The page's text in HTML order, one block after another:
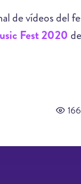
de vídeos del
Fest 2020 de